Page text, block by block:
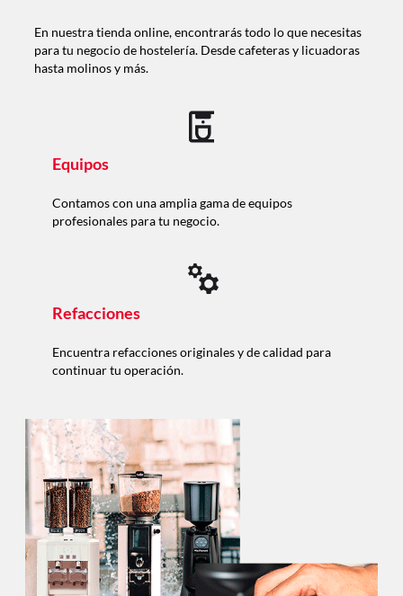
En nuestra tienda online, encontrarás todo lo que necesitas
para tu negocio de hostelería. Desde cafeteras y licuadoras
hasta molinos y más.
Equipos
Contamos con una amplia gama de equipos
profesionales para tu negocio.
Refacciones
Encuentra refacciones originales y de calidad para
continuar tu operación.